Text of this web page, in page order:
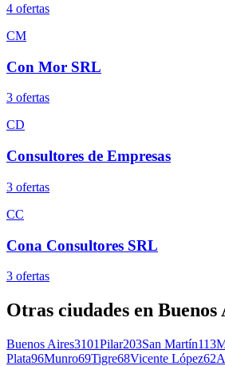
4 ofertas
CM
Con Mor SRL
3 ofertas
CD
Consultores de Empresas
3 ofertas
CC
Cona Consultores SRL
3 ofertas
Otras ciudades en Buenos
Buenos Aires3101Pilar203San Martín113
Plata96Munro69Tigre68Vicente López62